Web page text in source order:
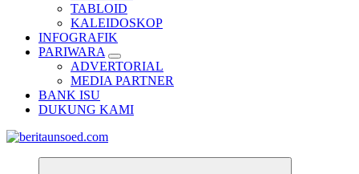
TABLOID
KALEIDOSKOP
INFOGRAFIK
PARIWARA
ADVERTORIAL
MEDIA PARTNER
BANK ISU
DUKUNG KAMI
Pemandu Wawasan Almamater